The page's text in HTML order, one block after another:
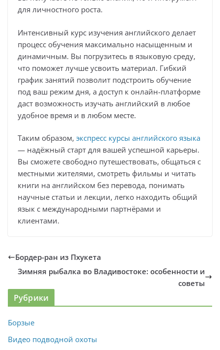
для личностного роста.
Интенсивный курс изучения английского делает
процесс обучения максимально насыщенным и
динамичным. Вы погрузитесь в языковую среду,
что поможет лучше усвоить материал. Гибкий
график занятий позволит подстроить обучение
под ваш режим дня, а доступ к онлайн-платформе
даст возможность изучать английский в любое
удобное время и в любом месте.
Таким образом, экспресс курсы английского языка
— надёжный старт для вашей успешной карьеры.
Вы сможете свободно путешествовать, общаться с
местными жителями, смотреть фильмы и читать
книги на английском без перевода, понимать
научные статьи и лекции, легко находить общий
язык с международными партнёрами и
клиентами.
Бордер-ран из Пхукета
Зимняя рыбалка во Владивостоке: особенности и
советы
Рубрики
Борзые
Видео подводной охоты